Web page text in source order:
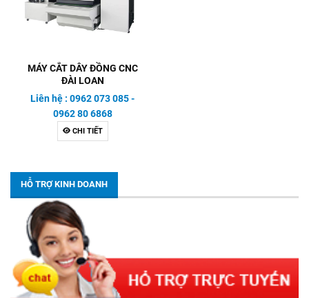
HỖ TRỢ KINH DOANH
MÁY CẮT DÂY ĐỒNG CNC
ĐÀI LOAN
Liên hệ : 0962 073 085 -
0962 80 6868
CHI TIẾT